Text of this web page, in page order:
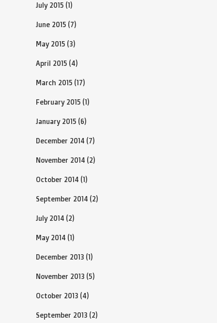
July 2015 (1)
June 2015 (7)
May 2015 (3)
April 2015 (4)
March 2015 (17)
February 2015 (1)
January 2015 (6)
December 2014 (7)
November 2014 (2)
October 2014 (1)
September 2014 (2)
July 2014 (2)
May 2014 (1)
December 2013 (1)
November 2013 (5)
October 2013 (4)
September 2013 (2)